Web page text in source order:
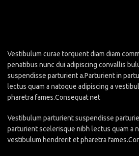
Vestibulum curae torquent diam diam
penatibus nunc dui adipiscing convallis
suspendisse parturient a.Parturient in
lectus quam a natoque adipiscing a
pharetra fames.Consequat net
Vestibulum parturient suspendisse
parturient scelerisque nibh lectus quam a
vestibulum hendrerit et pharetra